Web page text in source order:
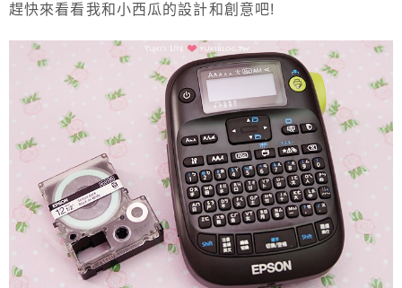
趕快來看看我和小西瓜的設計和創意吧!